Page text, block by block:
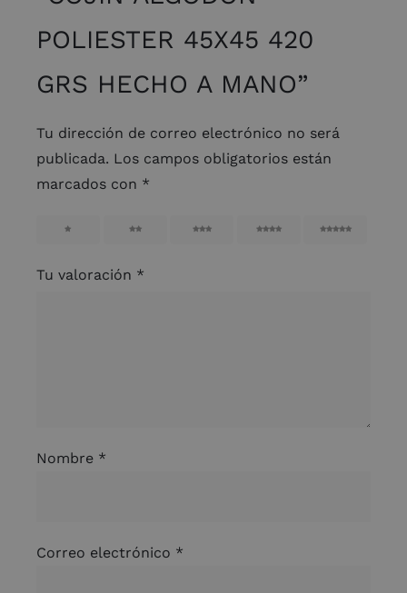
POLIESTER 45X45 420
GRS HECHO A MANO”
Tu dirección de correo electrónico no será
publicada. Los campos obligatorios están
marcados con *
Tu valoración *
Nombre *
Correo electrónico *